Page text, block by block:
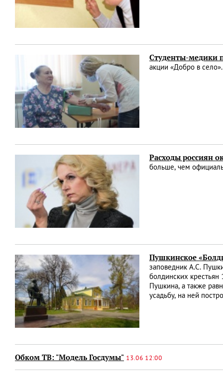
Студенты-медики
акции «Добро в
Расходы россиян
больше, чем
Пушкинское
заповедник А.С.
болдинских крестьян
Пушкина, а также
усадьбу, на ней
Обком ТВ: "Модель Госдумы" 13.06 12:00